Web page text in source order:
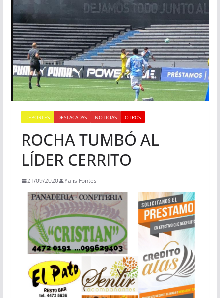
DEPORTES DESTACADAS NOTICIAS OTROS
ROCHA TUMBÓ AL
LÍDER CERRITO
21/09/2020 Yalis Fontes